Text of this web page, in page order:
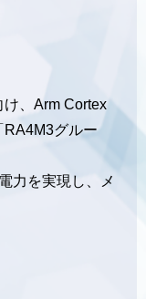
、Arm Cortex
RA4M3グルー
力を実現し、メ